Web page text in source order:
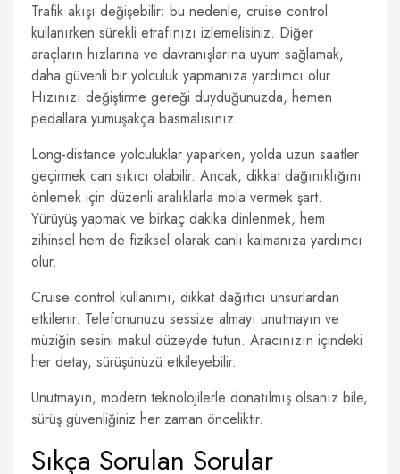
Trafik akışı değişebilir; bu nedenle, cruise control
kullanırken sürekli etrafınızı izlemelisiniz. Diğer
araçların hızlarına ve davranışlarına uyum sağlamak,
daha güvenli bir yolculuk yapmanıza yardımcı olur.
Hızınızı değiştirme gereği duyduğunuzda, hemen
pedallara yumuşakça basmalısınız.
Long-distance yolculuklar yaparken, yolda uzun saatler
geçirmek can sıkıcı olabilir. Ancak, dikkat dağınıklığını
önlemek için düzenli aralıklarla mola vermek şart.
Yürüyüş yapmak ve birkaç dakika dinlenmek, hem
zihinsel hem de fiziksel olarak canlı kalmanıza yardımcı
olur.
Cruise control kullanımı, dikkat dağıtıcı unsurlardan
etkilenir. Telefonunuzu sessize almayı unutmayın ve
müziğin sesini makul düzeyde tutun. Aracınızın içindeki
her detay, sürüşünüzü etkileyebilir.
Unutmayın, modern teknolojilerle donatılmış olsanız bile,
sürüş güvenliğiniz her zaman önceliktir.
Sıkça Sorulan Sorular